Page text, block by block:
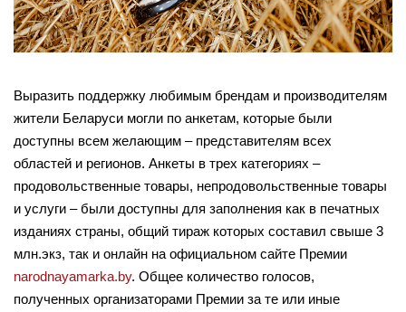
Выразить поддержку любимым брендам и производителям
жители Беларуси могли по анкетам, которые были
доступны всем желающим – представителям всех
областей и регионов. Анкеты в трех категориях –
продовольственные товары, непродовольственные товары
и услуги – были доступны для заполнения как в печатных
изданиях страны, общий тираж которых составил свыше 3
млн.экз, так и онлайн на официальном сайте Премии
narodnayamarka.by. Общее количество голосов,
полученных организаторами Премии за те или иные